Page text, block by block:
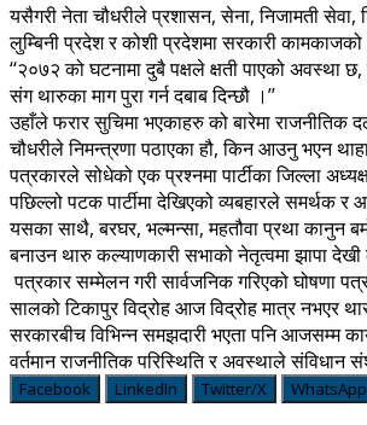
यसैगरी नेता चौधरीले प्रशासन, सेना, निजामती सेवा,
लुम्बिनी प्रदेश र कोशी प्रदेशमा सरकारी
‘‘२०७२ को घटनामा दुबै पक्षले क्षती पाएको अवस्था
संग थारुका माग पुरा गर्न दबाब दिन्छौ ।’’
उहाँले फरार सुचिमा भएकाहरु को बारेमा राजनीतिक
चौधरीले निमन्त्रणा पठाएका हौ, किन आउनु भएन
पत्रकारले सोधेको एक प्रश्नमा पार्टीका जिल्ला
पछिल्लो पटक पार्टीमा देखिएको व्यबहारले समर्थक
यसका साथै, बरघर, भल्मन्सा, महतौवा प्रथा कानुन
बनाउन थारु कल्याणकारी सभाको नेतृत्वमा झापा
पत्रकार सम्मेलन गरी सार्वजनिक गरिएको घोषणा
सालको टिकापुर विद्रोह आज विद्रोह मात्र नभएर
सरकारबीच विभिन्न समझदारी भएता पनि आजसम्म
वर्तमान राजनीतिक परिस्थिति र अवस्थाले
Facebook LinkedIn Twitter/X WhatsApp